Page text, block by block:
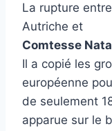
La rupture
Autriche et
Comtesse
Il a copié les
européenne
de seulement
apparue sur le